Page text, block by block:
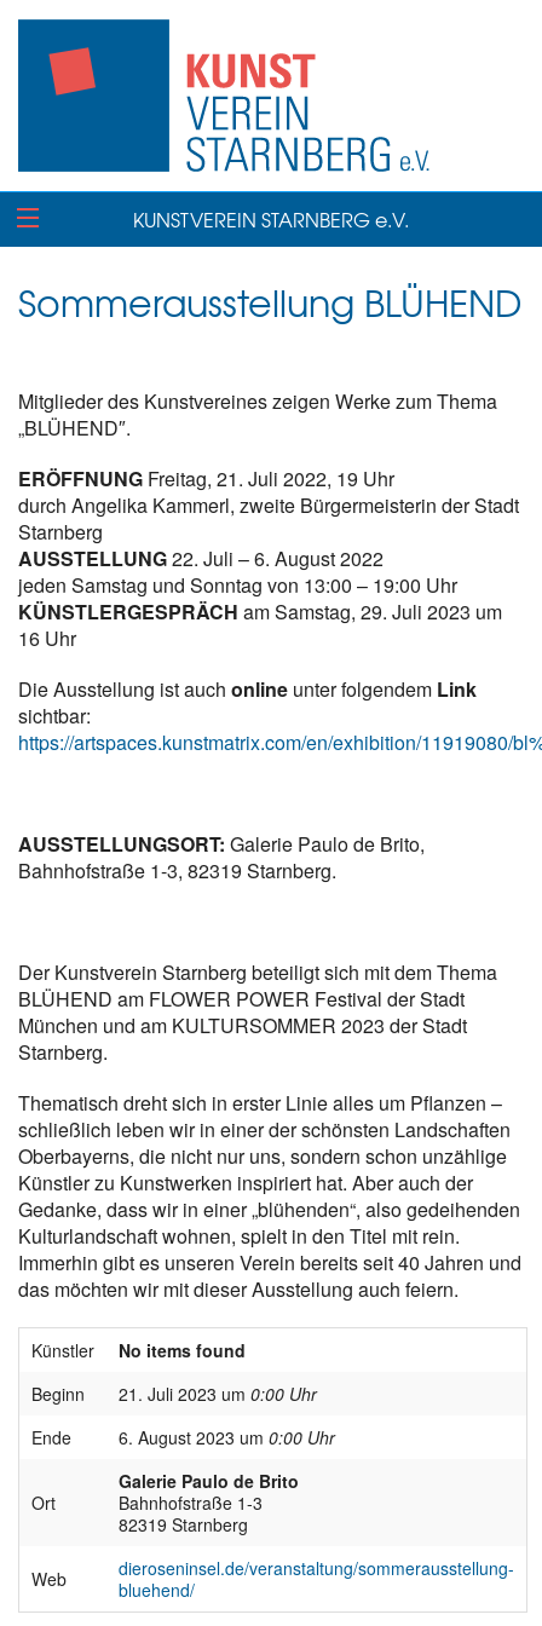
KUNSTVEREIN STARNBERG e.V.
Sommerausstellung BLÜHEND
Mitglieder des Kunstvereines zeigen Werke zum Thema
„BLÜHEND″.
ERÖFFNUNG Freitag, 21. Juli 2022, 19 Uhr
durch Angelika Kammerl, zweite Bürgermeisterin der Stadt
Starnberg
AUSSTELLUNG22. Juli – 6. August 2022
jeden Samstag und Sonntag von 13:00 – 19:00 Uhr
KÜNSTLERGESPRÄCH am Samstag, 29. Juli 2023 um
16 Uhr
Die Ausstellung ist auch online unter folgendem Link
sichtbar:
https://artspaces.kunstmatrix.com/en/exhibition/11919080/
AUSSTELLUNGSORT: Galerie Paulo de Brito,
Bahnhofstraße 1-3, 82319 Starnberg.
Der Kunstverein Starnberg beteiligt sich mit dem Thema
BLÜHEND am FLOWER POWER Festival der Stadt
München und am KULTURSOMMER 2023 der Stadt
Starnberg.
Thematisch dreht sich in erster Linie alles um Pflanzen –
schließlich leben wir in einer der schönsten Landschaften
Oberbayerns, die nicht nur uns, sondern schon unzählige
Künstler zu Kunstwerken inspiriert hat. Aber auch der
Gedanke, dass wir in einer „blühenden“, also gedeihenden
Kulturlandschaft wohnen, spielt in den Titel mit rein.
Immerhin gibt es unseren Verein bereits seit 40 Jahren und
das möchten wir mit dieser Ausstellung auch feiern.
Künstler
No items found
Beginn
21. Juli 2023 um 0:00 Uhr
Ende
6. August 2023 um 0:00 Uhr
Ort
Galerie Paulo de Brito
Bahnhofstraße 1-3
82319 Starnberg
Web
dieroseninsel.de/veranstaltung/sommerausstellung-
bluehend/